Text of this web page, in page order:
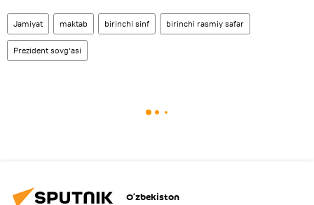
Jamiyat maktab birinchi sinf birinchi rasmiy safar
Prezident sovg‘asi
O‘zbekiston